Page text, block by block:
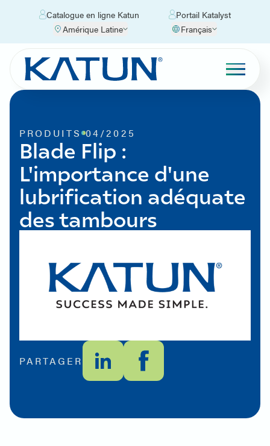
Catalogue en ligne Katun
Portail Katalyst
Amérique Latine
Français
PRODUITS 04/2025
Blade Flip :
L'importance d'une
lubrification adéquate
des tambours
PARTAGER